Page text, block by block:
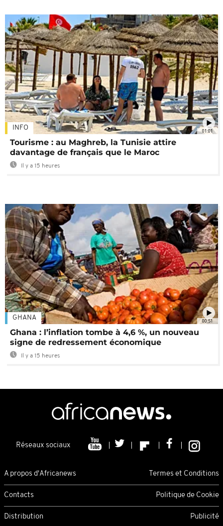
01:01
INFO
Tourisme : au Maghreb, la Tunisie attire
davantage de français que le Maroc
Il y a 15 heures
00:51
GHANA
Ghana : l’inflation tombe à 4,6 %, un nouveau
signe de redressement économique
Il y a 15 heures
Réseaux sociaux
A propos d'Africanews Termes et Conditions
Contacts Politique de Cookie
Distribution Publicité